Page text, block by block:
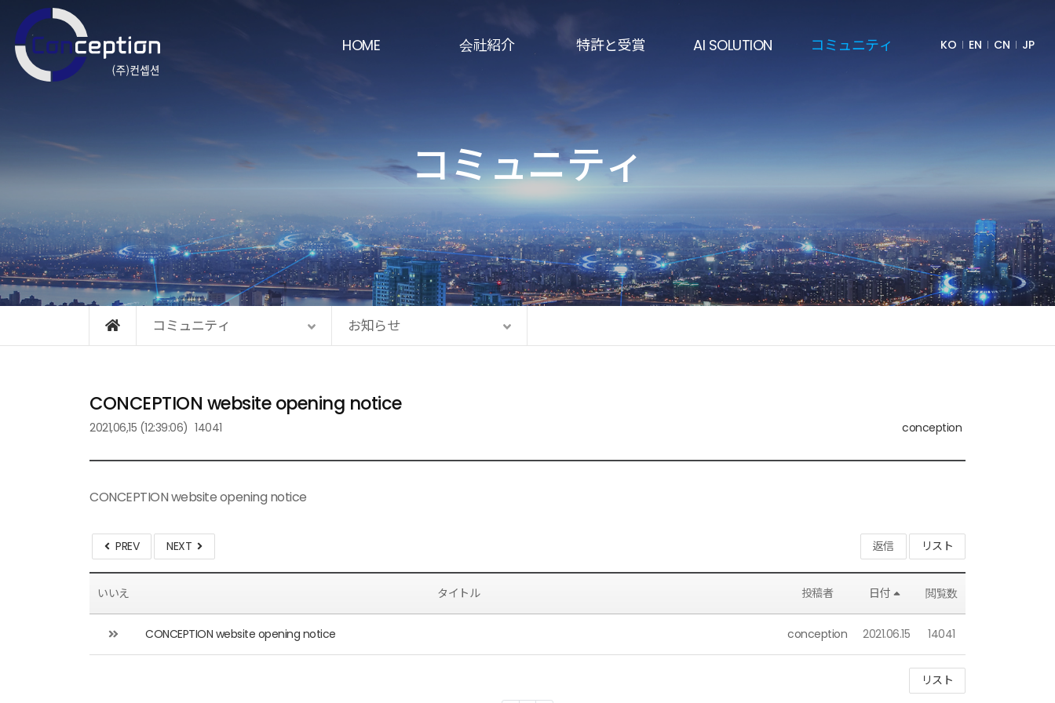
ニュースキップ
KO EN CN JP
HOME 会社紹介
経営理念
特許と受賞
主な認証現況
受賞歴
AI SOLUTION
積層造形AI
熱プロセスAI
製造意思決定AI
コミュニティ
交通アクセス
コミュニティ
コミュニティ お知らせ
CONCEPTION website opening notice
conception
2021,06,15 (12:39:06) 14041
CONCEPTION website opening notice
PREV NEXT 返信 リスト
いいえ タイトル 投稿者 日付 閲覧数
CONCEPTION website opening notice conception 2021.06.15 14041
リスト